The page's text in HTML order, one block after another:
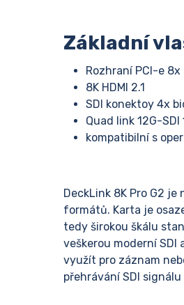
Základní
Rozhraní PCI-e 8x
8K HDMI 2.1
SDI konektoy 4x
Quad link 12G-SDI
kompatibilní s
DeckLink 8K Pro G2
formátů. Karta je
tedy širokou škálu
veškerou moderní SDI
využít pro záznam
přehrávání SDI